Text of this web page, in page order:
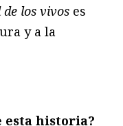
los vivos es
y a la
esta historia?